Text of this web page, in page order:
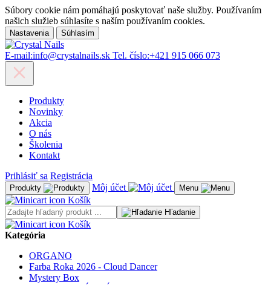
Súbory cookie nám pomáhajú poskytovať naše služby. Používaním
našich služieb súhlasíte s naším používaním cookies.
Nastavenia Súhlasím
E-mail:info@crystalnails.sk Tel. číslo:+421 915 066 073
Produkty
Novinky
Akcia
O nás
Školenia
Kontakt
Prihlásiť sa Registrácia
Produkty Môj účet Menu
Košík
Hľadanie
Košík
Kategória
ORGANO
Farba Roka 2026 - Cloud Dancer
Mystery Box